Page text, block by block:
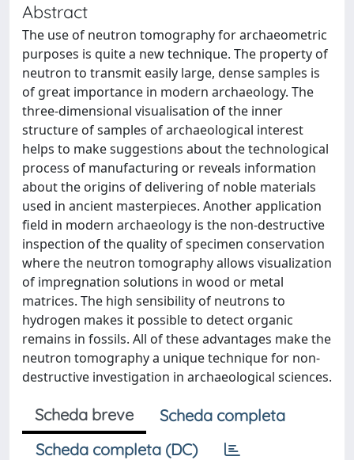
Abstract
The use of neutron tomography for archaeometric
purposes is quite a new technique. The property of
neutron to transmit easily large, dense samples is
of great importance in modern archaeology. The
three-dimensional visualisation of the inner
structure of samples of archaeological interest
helps to make suggestions about the technological
process of manufacturing or reveals information
about the origins of delivering of noble materials
used in ancient masterpieces. Another application
field in modern archaeology is the non-destructive
inspection of the quality of specimen conservation
where the neutron tomography allows visualization
of impregnation solutions in wood or metal
matrices. The high sensibility of neutrons to
hydrogen makes it possible to detect organic
remains in fossils. All of these advantages make the
neutron tomography a unique technique for non-
destructive investigation in archaeological sciences.
Scheda breve
Scheda completa
Scheda completa (DC)